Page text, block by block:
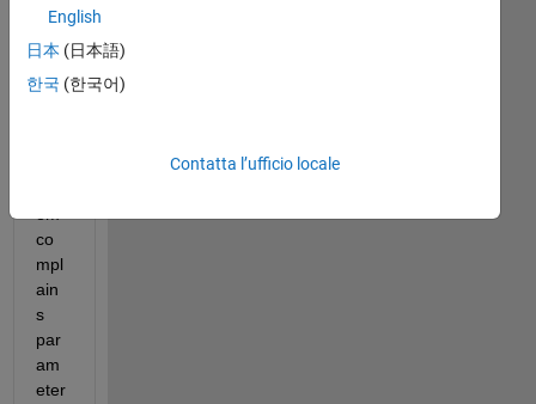
stat
eflo
w
co
mpl
ain
s
par
am
eter
English
日本 (日本語)
한국 (한국어)
Contatta l’ufficio locale